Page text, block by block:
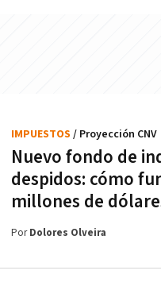
Nuevo fondo de
despidos: cómo
millones de
IMPUESTOS / Proyección CNV
PorDolores Olveira